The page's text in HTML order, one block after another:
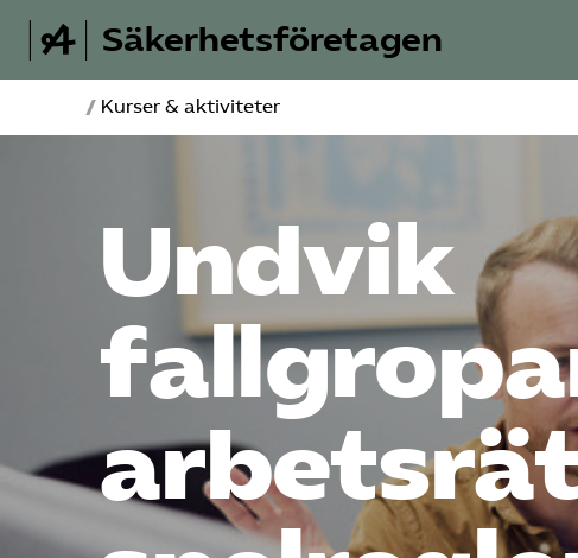
Säkerhetsföretagen
/ Kurser & aktiviteter
Undvik